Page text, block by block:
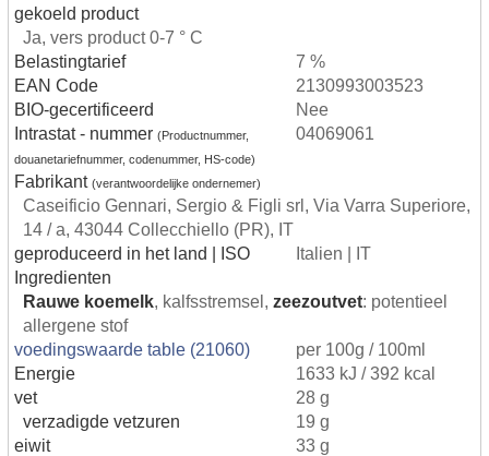
gekoeld product
Ja, vers product 0-7 ° C
Belastingtarief
7 %
EAN Code
2130993003523
BIO-gecertificeerd
Nee
Intrastat - nummer (Productnummer,
douanetariefnummer, codenummer, HS-code)
04069061
Fabrikant (verantwoordelijke ondernemer)
Caseificio Gennari, Sergio & Figli srl, Via Varra Superiore,
14 / a, 43044 Collecchiello (PR), IT
geproduceerd in het land | ISO
Italien | IT
Ingredienten
Rauwe koemelk, kalfsstremsel, zeezoutvet: potentieel
allergene stof
voedingswaarde table (21060)
per 100g / 100ml
Energie
1633 kJ / 392 kcal
vet
28 g
verzadigde vetzuren
19 g
eiwit
33 g